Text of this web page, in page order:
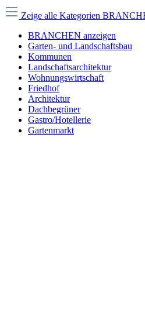
Zeige alle Kategorien
BRANCHEN anzeigen
Garten- und Landschaftsbau
Kommunen
Landschaftsarchitektur
Wohnungswirtschaft
Friedhof
Architektur
Dachbegrüner
Gastro/Hotellerie
Gartenmarkt